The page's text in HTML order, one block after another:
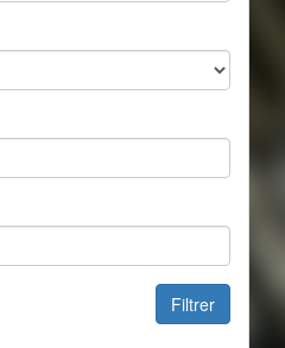
Filtrer